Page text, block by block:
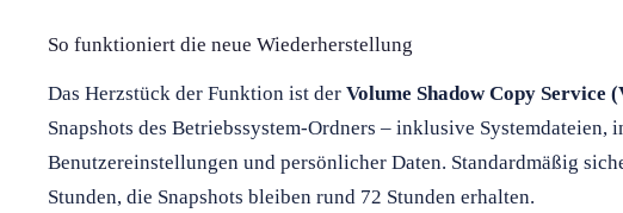
So funktioniert die neue Wiederherstellung
Das Herzstück der Funktion ist der Volume Shadow Copy Service
Snapshots des Betriebssystem-Ordners – inklusive Systemdateien,
Benutzereinstellungen und persönlicher Daten. Standardmäßig
Stunden, die Snapshots bleiben rund 72 Stunden erhalten.